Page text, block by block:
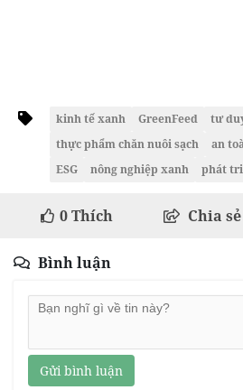
kinh tế xanh GreenFeed tư
thực phẩm chăn nuôi sạch
an
ESG
nông nghiệp xanh phát
0Thích Chia sẻ
Bình luận
Gửi bình luận